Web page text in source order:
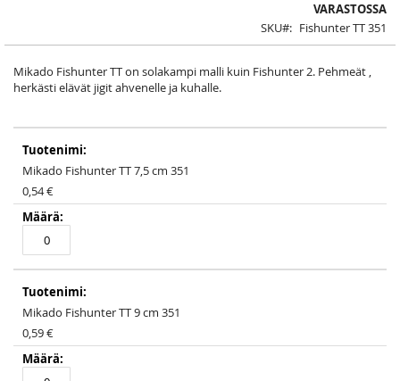
VARASTOSSA
SKU
Fishunter TT 351
Mikado Fishunter TT on solakampi malli kuin Fishunter 2. Pehmeät ,
herkästi elävät jigit ahvenelle ja kuhalle.
product
items
Mikado Fishunter TT 7,5 cm 351
0,54 €
Mikado Fishunter TT 9 cm 351
0,59 €
the
images
gallery